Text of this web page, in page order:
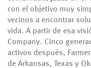
con el objetivo muy
vecinos a encontrar
vida. A partir de esa
Company. Cinco
activos después,
de Arkansas, Texas y